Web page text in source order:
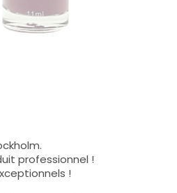
professionnel !
!